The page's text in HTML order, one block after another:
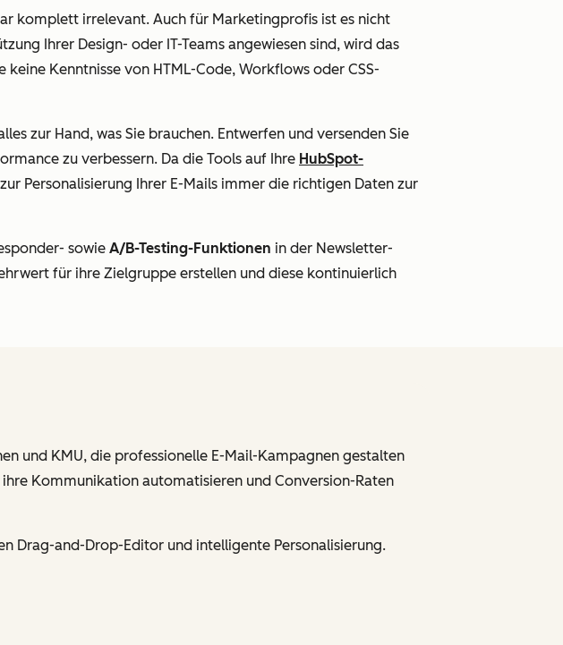
komplett irrelevant. Auch für Marketingprofis ist es nicht
Ihrer Design- oder IT-Teams angewiesen sind, wird das
Kenntnisse von HTML-Code, Workflows oder CSS-
zur Hand, was Sie brauchen. Entwerfen und versenden Sie
zu verbessern. Da die Tools auf Ihre HubSpot-
Personalisierung Ihrer E-Mails immer die richtigen Daten zur
sowie A/B-Testing-Funktionen in der Newsletter-
für ihre Zielgruppe erstellen und diese kontinuierlich
und KMU, die professionelle E-Mail-Kampagnen gestalten
Kommunikation automatisieren und Conversion-Raten
Drag-and-Drop-Editor und intelligente Personalisierung.